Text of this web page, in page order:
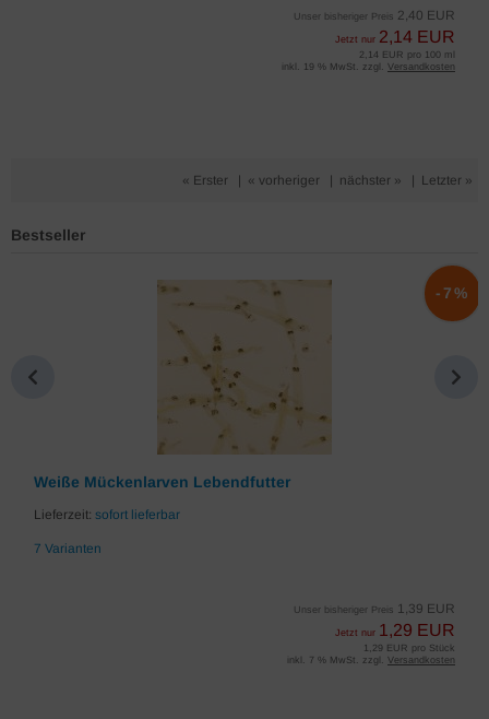
Unser bisheriger Preis 2,40 EUR
Jetzt nur 2,14 EUR
2,14 EUR pro 100 ml
inkl. 19 % MwSt. zzgl. Versandkosten
« Erster « vorheriger nächster » Letzter »
Bestseller
Weiße Mückenlarven Lebendfutter
Lieferzeit: sofort lieferbar
7 Varianten
Unser bisheriger Preis 1,39 EUR
Jetzt nur 1,29 EUR
-7%
1,29 EUR pro Stück
inkl. 7 % MwSt. zzgl. Versandkosten